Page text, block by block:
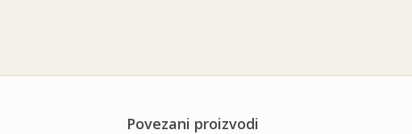
Povezani proizvodi